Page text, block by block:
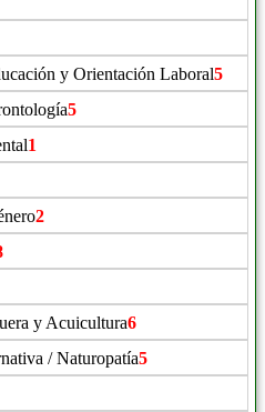
y Orientación Laboral5
5
1
2
y Acuicultura6
/ Naturopatía5